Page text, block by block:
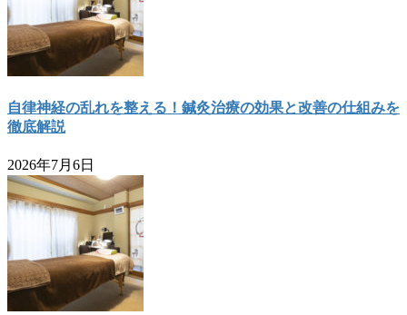
自律神経の乱れを整える！鍼灸治療の効果と改善の仕組みを
徹底解説
2026年7月6日